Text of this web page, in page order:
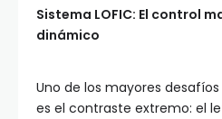
Sistema LOFIC: El control
dinámico
Uno de los mayores
es el contraste extremo: el